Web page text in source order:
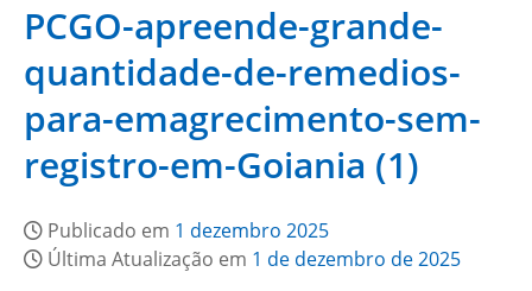
PCGO-apreende-grande-
quantidade-de-remedios-
para-emagrecimento-sem-
registro-em-Goiania (1)
Publicado em 1 dezembro 2025
Última Atualização em 1 de dezembro de 2025